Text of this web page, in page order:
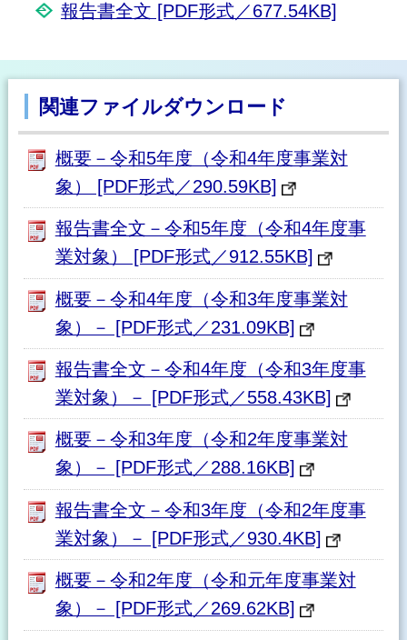
報告書全文 [PDF形式／677.54KB]
関連ファイルダウンロード
概要－令和5年度（令和4年度事業対
象） [PDF形式／290.59KB]
報告書全文－令和5年度（令和4年度事
業対象） [PDF形式／912.55KB]
概要－令和4年度（令和3年度事業対
象）－ [PDF形式／231.09KB]
報告書全文－令和4年度（令和3年度事
業対象）－ [PDF形式／558.43KB]
概要－令和3年度（令和2年度事業対
象）－ [PDF形式／288.16KB]
報告書全文－令和3年度（令和2年度事
業対象）－ [PDF形式／930.4KB]
概要－令和2年度（令和元年度事業対
象）－ [PDF形式／269.62KB]